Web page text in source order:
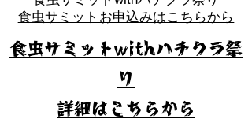
食虫サミットお申込みはこちらから
食虫サミットwithハチクラ祭
り
​詳細はこちらから